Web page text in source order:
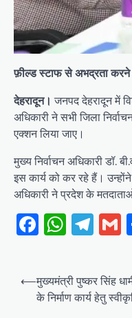
फ़ील्ड स्टाफ से अभद्रता करने
देहरादून। जनपद देहरादून में
अधिकारी ने सभी जिला
एक्शन लिया जाए।
मुख्य निर्वाचन अधिकारी डॉ.
इस कार्य को कर रहे हैं।
अधिकारी ने प्रदेश के
Facebook
Post
navigation
⟵मुख्यमंत्री पुष्कर सिंह
के निर्माण कार्य हेतु